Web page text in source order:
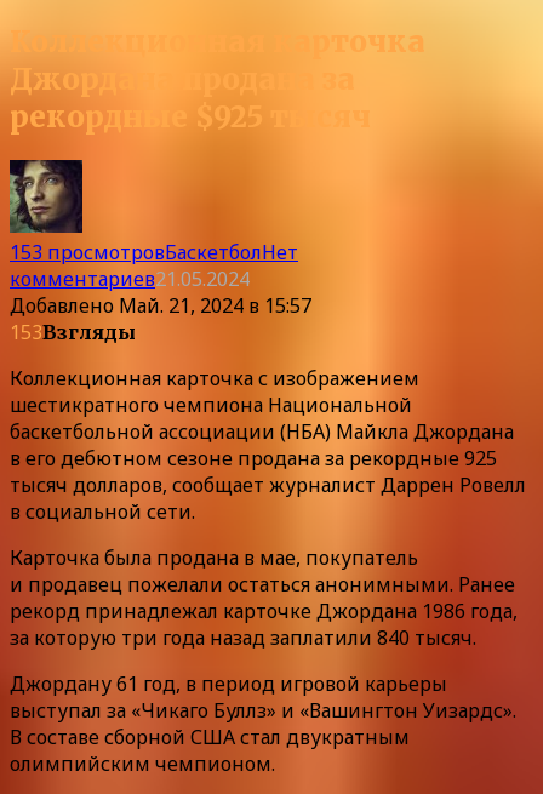
Коллекционная карточка
Джордана продана за
рекордные $925 тысяч
153 просмотровБаскетболНет
комментариев21.05.2024
Добавлено Май. 21, 2024 в 15:57
153Взгляды
Коллекционная карточка с изображением
шестикратного чемпиона Национальной
баскетбольной ассоциации (НБА) Майкла Джордана
в его дебютном сезоне продана за рекордные 925
тысяч долларов, сообщает журналист Даррен Ровелл
в социальной сети.
Карточка была продана в мае, покупатель
и продавец пожелали остаться анонимными. Ранее
рекорд принадлежал карточке Джордана 1986 года,
за которую три года назад заплатили 840 тысяч.
Джордану 61 год, в период игровой карьеры
выступал за «Чикаго Буллз» и «Вашингтон Уизардс».
В составе сборной США стал двукратным
олимпийским чемпионом.